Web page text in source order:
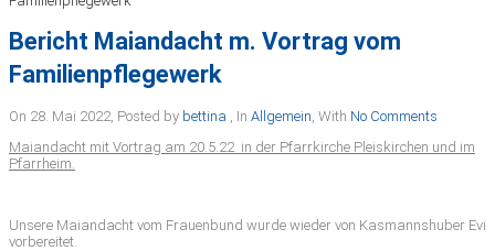
Bericht Maiandacht m. Vortrag vom
Familienpflegewerk
On 28. Mai 2022 Posted by bettina In Allgemein With No Comments
Maiandacht mit Vortrag am 20.5.22 in der Pfarrkirche Pleiskirchen und im
Pfarrheim.
Unsere Maiandacht vom Frauenbund wurde wieder von Kasmannshuber Evi
vorbereitet.